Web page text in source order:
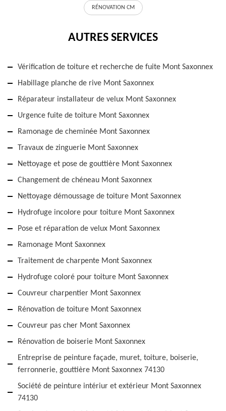
RÉNOVATION CM
AUTRES SERVICES
Vérification de toiture et recherche de fuite Mont Saxonnex
Habillage planche de rive Mont Saxonnex
Réparateur installateur de velux Mont Saxonnex
Urgence fuite de toiture Mont Saxonnex
Ramonage de cheminée Mont Saxonnex
Travaux de zinguerie Mont Saxonnex
Nettoyage et pose de gouttière Mont Saxonnex
Changement de chéneau Mont Saxonnex
Nettoyage démoussage de toiture Mont Saxonnex
Hydrofuge incolore pour toiture Mont Saxonnex
Pose et réparation de velux Mont Saxonnex
Ramonage Mont Saxonnex
Traitement de charpente Mont Saxonnex
Hydrofuge coloré pour toiture Mont Saxonnex
Couvreur charpentier Mont Saxonnex
Rénovation de toiture Mont Saxonnex
Couvreur pas cher Mont Saxonnex
Rénovation de boiserie Mont Saxonnex
Entreprise de peinture façade, muret, toiture, boiserie,
ferronnerie, gouttière Mont Saxonnex 74130
Société de peinture intériur et extérieur Mont Saxonnex
74130